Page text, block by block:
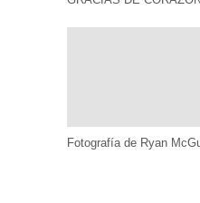
Fotografía de Ryan